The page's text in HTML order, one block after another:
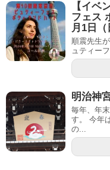
【イベ
フェス
月1日（
順震先生
ュティー
明治神
毎年、年
す。 今年
の...